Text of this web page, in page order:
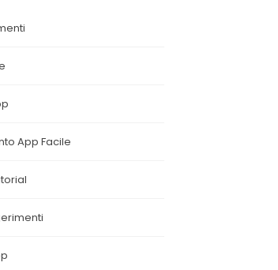
App Facile